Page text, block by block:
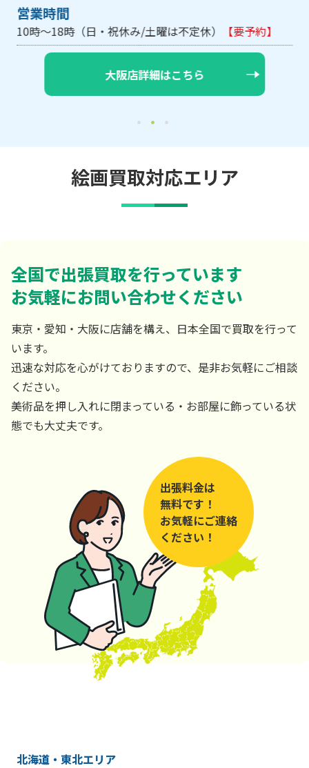
営業時間
10時～18時（日・祝休み/土曜は不定休） 【要予約】
大阪店詳細はこちら
絵画買取対応エリア
全国で出張買取を行っています
お気軽にお問い合わせください
東京・愛知・大阪に店舗を構え、日本全国で買取を行って
います。
迅速な対応を心がけておりますので、是非お気軽にご相談
ください。
美術品を押し入れに閉まっている・お部屋に飾っている状
態でも大丈夫です。
出張料金は
無料です！
お気軽にご連絡
ください！
北海道・東北エリア